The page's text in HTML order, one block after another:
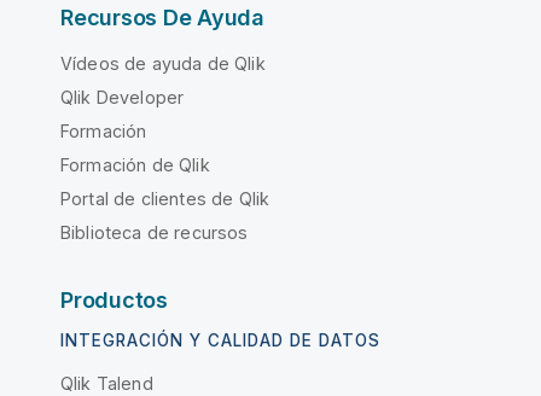
Recursos De Ayuda
Vídeos de ayuda de Qlik
Qlik Developer
Formación
Formación de Qlik
Portal de clientes de Qlik
Biblioteca de recursos
Productos
INTEGRACIÓN Y CALIDAD DE DATOS
Qlik Talend